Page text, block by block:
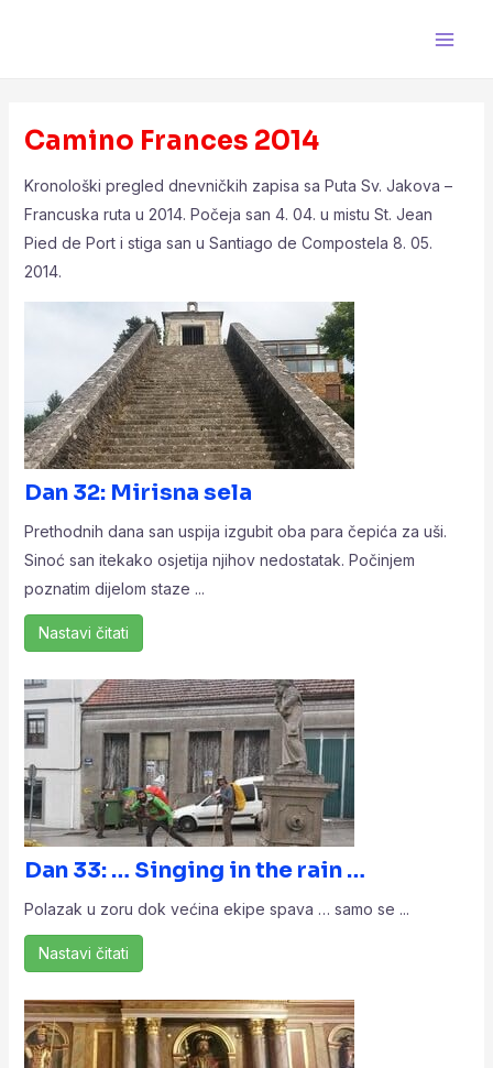
Camino Frances 2014
Kronološki pregled dnevničkih zapisa sa Puta Sv. Jakova –
Francuska ruta u 2014. Počeja san 4. 04. u mistu St. Jean
Pied de Port i stiga san u Santiago de Compostela 8. 05.
2014.
Dan 32: Mirisna sela
Prethodnih dana san uspija izgubit oba para čepića za uši.
Sinoć san itekako osjetija njihov nedostatak. Počinjem
poznatim dijelom staze ...
Nastavi čitati
Dan 33: … Singing in the rain …
Polazak u zoru dok većina ekipe spava … samo se ...
Nastavi čitati